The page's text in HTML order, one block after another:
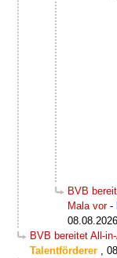
BVB
Mala vor-
BVB bereitet All-
Talentförderer ,